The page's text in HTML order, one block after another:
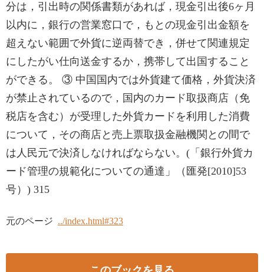
分は，引出時の関係書類があれば，現金引出後6ヶ月
以内に，銀行の営業窓口で，もとの現金引出金額を
超えない範囲で外貨に逆両替でき，併せて関連規定
にしたがい仕向送金するか，携帯して出国すること
ができる。 ③ 中国国内では外貨建て価格，外貨決済
が禁止されているので，国内のカード取扱商店（免
税店を含む）が受理した外貨カードを利用した消費
について，その商店と売上票取扱金融機関との間で
は人民元で決済しなければならない。(「銀行外貨カ
ード管理の規範化についての通達」（匯発[2010]53
号）) 315
元のページ ../index.html#323